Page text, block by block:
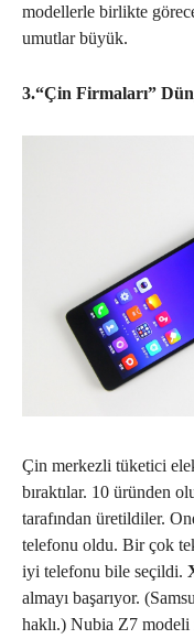
modellerle birlikte
umutlar büyük.
3.“Çin Firmaları”
Çin merkezli tüketici
bıraktılar. 10 üründen
tarafından üretildiler.
telefonu oldu. Bir çok
iyi telefonu bile seçildi.
almayı başarıyor.
haklı.) Nubia Z7